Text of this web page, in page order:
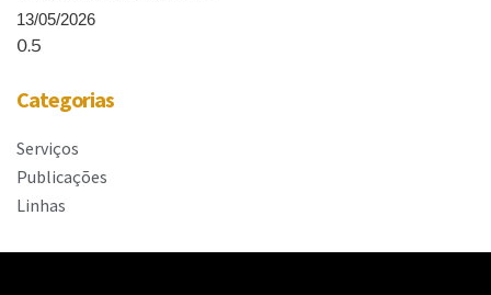
13/05/2026
Categorias
Serviços
Publicações
Linhas